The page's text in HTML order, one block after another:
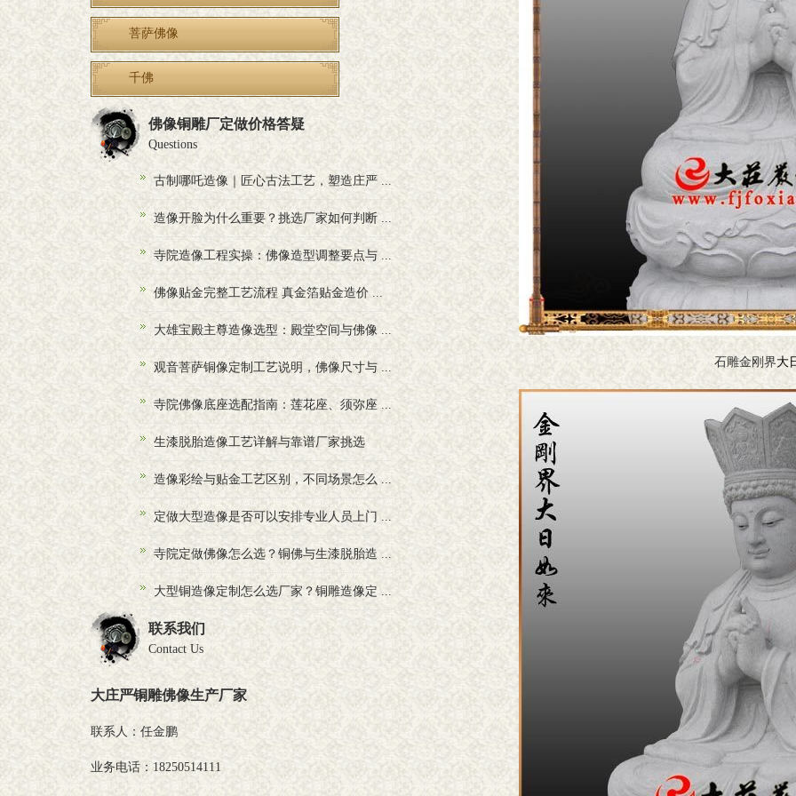
菩萨佛像
千佛
佛像铜雕厂定做价格答疑
Questions
古制哪吒造像｜匠心古法工艺，塑造庄严 ...
造像开脸为什么重要？挑选厂家如何判断 ...
寺院造像工程实操：佛像造型调整要点与 ...
佛像贴金完整工艺流程 真金箔贴金造价 ...
大雄宝殿主尊造像选型：殿堂空间与佛像 ...
观音菩萨铜像定制工艺说明，佛像尺寸与 ...
寺院佛像底座选配指南：莲花座、须弥座 ...
生漆脱胎造像工艺详解与靠谱厂家挑选
造像彩绘与贴金工艺区别，不同场景怎么 ...
定做大型造像是否可以安排专业人员上门 ...
寺院定做佛像怎么选？铜佛与生漆脱胎造 ...
大型铜造像定制怎么选厂家？铜雕造像定 ...
联系我们
Contact Us
大庄严铜雕佛像生产厂家
联系人：任金鹏
业务电话：18250514111
石雕金刚界大